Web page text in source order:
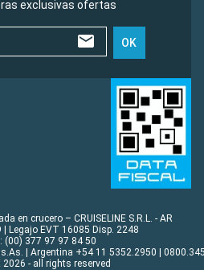
exclusivas ofertas
OK
en crucero – CRUISELINE S.R.L. - AR
Legajo EVT 16085 Disp. 2248
(00) 377 97 97 84 50
| Argentina +54 11 5352.2950 |
2026 - all rights reserved